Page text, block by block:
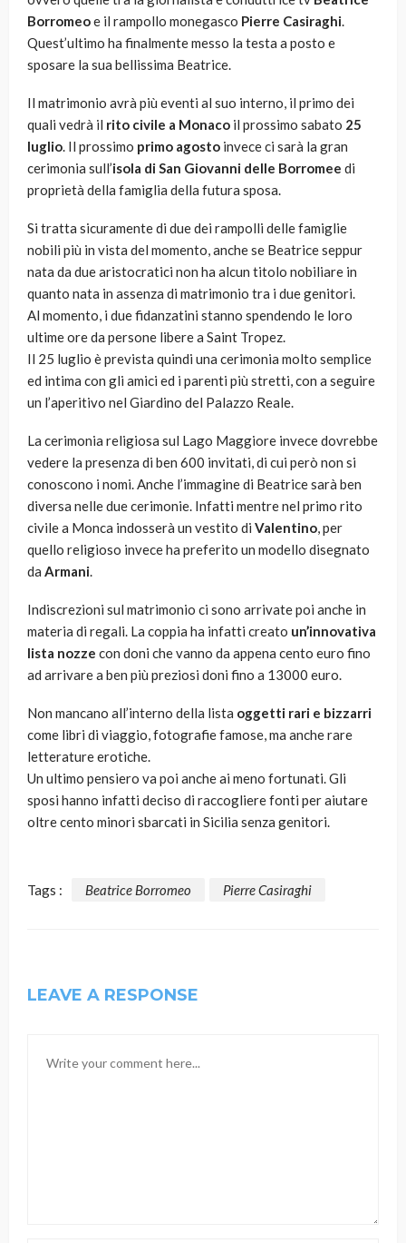
Borromeoe il rampollo monegasco Pierre Casiraghi.
Quest’ultimo ha finalmente messo la testa a posto e
sposare la sua bellissima Beatrice.
Il matrimonio avrà più eventi al suo interno, il primo dei
quali vedrà il rito civile a Monaco il prossimo sabato 25
luglio. Il prossimo primo agosto invece ci sarà la gran
cerimonia sull’isola di San Giovanni delle Borromee di
proprietà della famiglia della futura sposa.
Si tratta sicuramente di due dei rampolli delle famiglie
nobili più in vista del momento, anche se Beatrice seppur
nata da due aristocratici non ha alcun titolo nobiliare in
quanto nata in assenza di matrimonio tra i due genitori.
Al momento, i due fidanzatini stanno spendendo le loro
ultime ore da persone libere a Saint Tropez.
Il 25 luglio è prevista quindi una cerimonia molto semplice
ed intima con gli amici ed i parenti più stretti, con a seguire
un l’aperitivo nel Giardino del Palazzo Reale.
La cerimonia religiosa sul Lago Maggiore invece dovrebbe
vedere la presenza di ben 600 invitati, di cui però non si
conoscono i nomi. Anche l’immagine di Beatrice sarà ben
diversa nelle due cerimonie. Infatti mentre nel primo rito
civile a Monca indosserà un vestito di Valentino, per
quello religioso invece ha preferito un modello disegnato
da Armani.
Indiscrezioni sul matrimonio ci sono arrivate poi anche in
materia di regali. La coppia ha infatti creato un’innovativa
lista nozze con doni che vanno da appena cento euro fino
ad arrivare a ben più preziosi doni fino a 13000 euro.
Non mancano all’interno della lista oggetti rari e bizzarri
come libri di viaggio, fotografie famose, ma anche rare
letterature erotiche.
Un ultimo pensiero va poi anche ai meno fortunati. Gli
sposi hanno infatti deciso di raccogliere fonti per aiutare
oltre cento minori sbarcati in Sicilia senza genitori.
Tags : Beatrice Borromeo Pierre Casiraghi
LEAVE A RESPONSE